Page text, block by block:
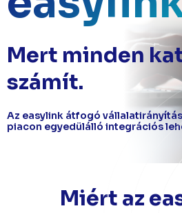
Mert minden
számít.
Az easylink átfogó
piacon egyedülálló integrációs
Miért az